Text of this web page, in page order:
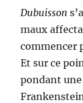
Dubuisson
maux
commencer
Et sur ce
pondant